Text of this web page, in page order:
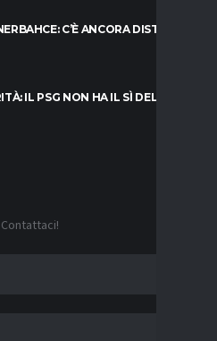
C’È ANCORA DISTANZA
IL PSG NON HA IL SÌ DEL PARMA